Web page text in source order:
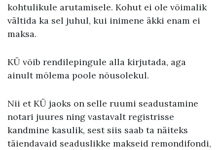
kohtulikule arutamisele. Kohut ei ole võimalik
vältida ka sel juhul, kui inimene äkki enam ei
maksa.
KÜ võib rendilepingule alla kirjutada, aga
ainult mõlema poole nõusolekul.
Nii et KÜ jaoks on selle ruumi seadustamine
notari juures ning vastavalt registrisse
kandmine kasulik, sest siis saab ta näiteks
täiendavaid seaduslikke makseid remondifondi,